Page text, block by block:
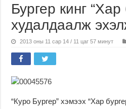
Бургер кинг “Хар
худалдаалж
2013 оны 11 сар 14 / 11 цаг 57 минут
“Куро Бургер” хэмээх “Хар